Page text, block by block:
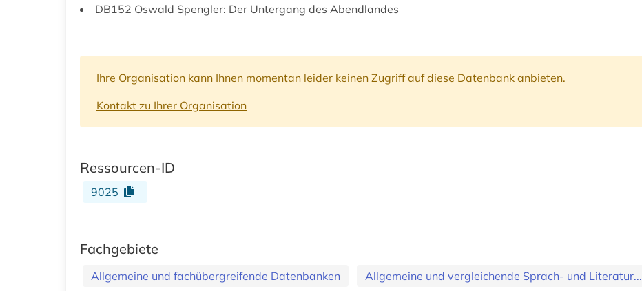
DB152 Oswald Spengler: Der Untergang des Abendlandes
Ihre Organisation kann Ihnen momentan leider keinen Zugriff auf diese Datenbank anbieten.
Kontakt zu Ihrer Organisation
Ressourcen-ID
9025
Fachgebiete
Allgemeine und fachübergreifende Datenbanken Allgemeine und vergleichende Sprach- und Literatur...